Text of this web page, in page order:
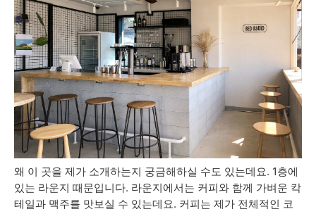
왜 이 곳을 제가 소개하는지 궁금해하실 수도 있는데요. 1층에
있는 라운지 때문입니다. 라운지에서는 커피와 함께 가벼운 칵
테일과 맥주를 맛보실 수 있는데요. 커피는 제가 전체적인 코